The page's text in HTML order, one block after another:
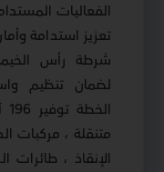
الفعاليات المستدامة
تعزيز استدامة
شرطة رأس
لضمان تنظيم
متنقلة ، مركبات
الإنقاذ ، طائرات